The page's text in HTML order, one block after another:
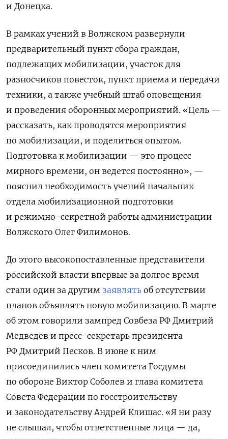
и Донецка.
В рамках учений в Волжском развернули
предварительный пункт сбора граждан,
подлежащих мобилизации, участок для
разносчиков повесток, пункт приема и передачи
техники, а также учебный штаб оповещения
и проведения оборонных мероприятий. «Цель —
рассказать, как проводятся мероприятия
по мобилизации, и поделиться опытом.
Подготовка к мобилизации — это процесс
мирного времени, он ведется постоянно», —
пояснил необходимость учений начальник
отдела мобилизационной подготовки
и режимно-секретной работы администрации
Волжского Олег Филимонов.
До этого высокопоставленные представители
российской власти впервые за долгое время
стали один за другим заявлять об отсутствии
планов объявлять новую мобилизацию. В марте
об этом говорили зампред Совбеза РФ Дмитрий
Медведев и пресс-секретарь президента
РФ Дмитрий Песков. В июне к ним
присоединились член комитета Госдумы
по обороне Виктор Соболев и глава комитета
Совета Федерации по госстроительству
и законодательству Андрей Клишас. «Я ни разу
не слышал, чтобы ответственные лица — да,